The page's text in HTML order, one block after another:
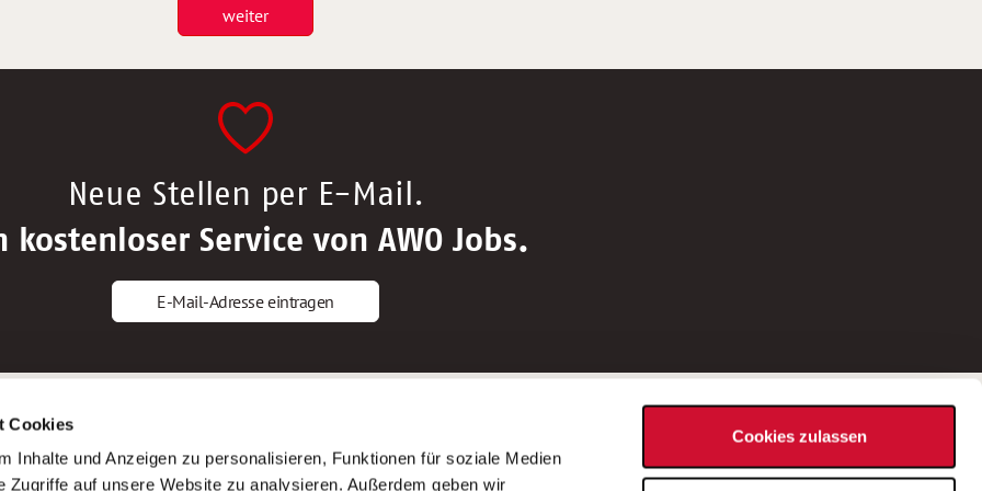
Cookies
Inhalte und Anzeigen zu personalisieren, Funktionen für soziale Medien
Zugriffe auf unsere Website zu analysieren. Außerdem geben wir
Cookies zulassen
weiter
Neue Stellen per E-Mail.
kostenloser Service von AWO Jobs.
E-Mail-Adresse eintragen
Altenpfleger*in
Krankenpfleger*in
AWO Gliederungen nach Bundesland
Stellenangebote nach Bundesländern